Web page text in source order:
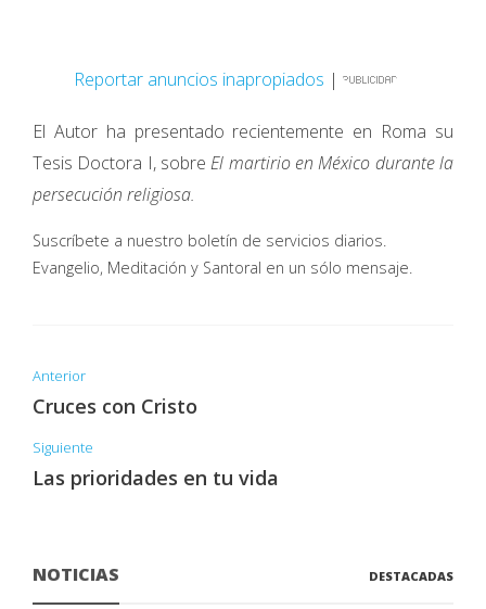
Reportar anuncios inapropiados |
El Autor ha presentado recientemente en Roma su
Tesis Doctora I, sobreEl martirio en México duran­te la
persecución religiosa.
Suscríbete a nuestro boletín de servicios diarios.
Evangelio, Meditación y Santoral en un sólo mensaje.
Anterior
Cruces con Cristo
Siguiente
Las prioridades en tu vida
NOTICIAS DESTACADAS